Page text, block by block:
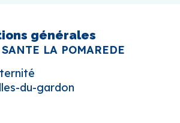
générales
LA POMAREDE
du-gardon